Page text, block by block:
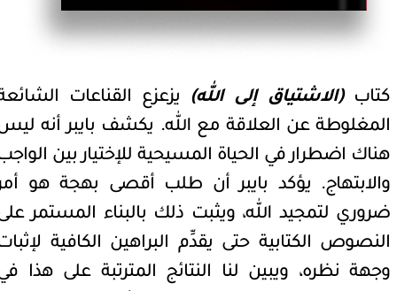
كتاب(الاشتياق إلى الله) يزعزع القناعات
المغلوطة عن العلاقة مع الله. يكشف بايبر أنه
هناك اضطرار في الحياة المسيحية للإختيار بين
والابتهاج. يؤكد بايبر أن طلب أقصى بهجة هو
ضروري لتمجيد الله، ويثبت ذلك بالبناء المستمر
النصوص الكتابية حتى يقدِّم البراهين الكافية
وجهة نظره، ويبين لنا النتائج المترتبة على هذا